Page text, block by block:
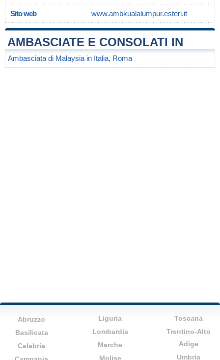
Sito web www.ambkualalumpur.esteri.it
AMBASCIATE E CONSOLATI IN
Ambasciata di Malaysia in Italia, Roma
Abruzzo
Basilicata
Calabria
Liguria
Lombardia
Marche
Molise
Toscana
Trentino-Alto
Adige
Umbria